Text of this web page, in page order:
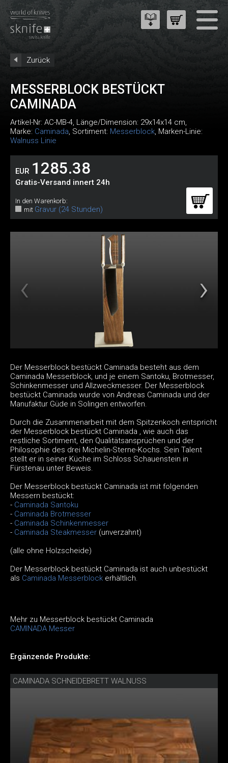
Zurück
MESSERBLOCK BESTÜCKT
CAMINADA
Artikel-Nr: AC-MB-4, Länge/Dimension: 29x14x14 cm,
Marke: Caminada, Sortiment: Messerblock, Marken-Linie:
Walnuss Linie
EUR 1285.38
Gratis-Versand innert 24h
In den Warenkorb:
mit Gravur (24 Stunden)
Der Messerblock bestückt Caminada besteht aus dem
Caminada Messerblock, und je einem Santoku, Brotmesser,
Schinkenmesser und Allzweckmesser. Der Messerblock
bestückt Caminada wurde von Andreas Caminada und der
Manufaktur Güde in Solingen entworfen.
Durch die Zusammenarbeit mit dem Spitzenkoch entspricht
der Messerblock bestückt Caminada , wie auch das
restliche Sortiment, den Qualitätsansprüchen und der
Philosophie des drei Michelin-Sterne-Kochs. Sein Talent
stellt er in seiner Küche im Schloss Schauenstein in
Fürstenau unter Beweis.
Der Messerblock bestückt Caminada ist mit folgenden
Messern bestückt:
- Caminada Santoku
- Caminada Brotmesser
- Caminada Schinkenmesser
- Caminada Steakmesser (unverzahnt)
(alle ohne Holzscheide)
Der Messerblock bestückt Caminada ist auch unbestückt
als Caminada Messerblock erhältlich.
Mehr zu Messerblock bestückt Caminada
CAMINADA Messer
Ergänzende Produkte:
CAMINADA SCHNEIDEBRETT WALNUSS